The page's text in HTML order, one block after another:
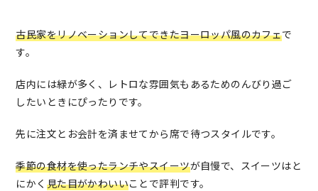
古民家をリノベーションしてできたヨーロッパ風のカフェで
す。
店内には緑が多く、レトロな雰囲気もあるためのんびり過ご
したいときにぴったりです。
先に注文とお会計を済ませてから席で待つスタイルです。
季節の食材を使ったランチやスイーツが自慢で、スイーツはと
にかく 見た目がかわいいことで評判です。